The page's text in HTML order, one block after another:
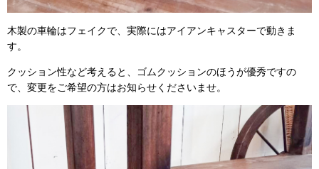
木製の車輪はフェイクで、実際にはアイアンキャスターで動きま
す。
クッション性など考えると、ゴムクッションのほうが優秀ですの
で、変更をご希望の方はお知らせくださいませ。